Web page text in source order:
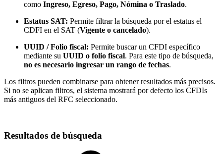
como Ingreso, Egreso, Pago, Nómina o Traslado.
Estatus SAT: Permite filtrar la búsqueda por el estatus el
CDFI en el SAT (Vigente o cancelado).
UUID / Folio fiscal: Permite buscar un CFDI específico
mediante su UUID o folio fiscal. Para este tipo de búsqueda,
no es necesario ingresar un rango de fechas.
Los filtros pueden combinarse para obtener resultados más precisos.
Si no se aplican filtros, el sistema mostrará por defecto los CFDIs
más antiguos del RFC seleccionado.
Resultados de búsqueda